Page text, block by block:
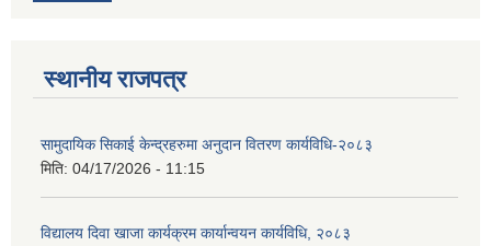
स्थानीय राजपत्र
सामुदायिक सिकाई केन्द्रहरुमा अनुदान वितरण कार्यविधि-२०८३
मिति: 04/17/2026 - 11:15
विद्यालय दिवा खाजा कार्यक्रम कार्यान्वयन कार्यविधि, २०८३